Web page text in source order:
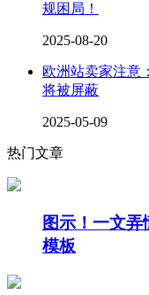
规困局！
2025-08-20
欧洲站卖家注意
将被屏蔽
2025-05-09
热门文章
图示！一文弄
模板